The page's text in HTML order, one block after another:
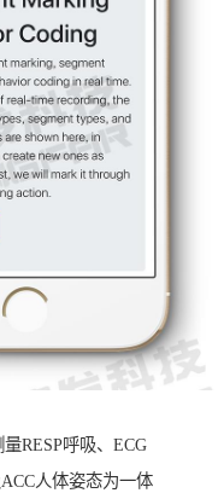
RESP呼吸、ECG
人体姿态为一体